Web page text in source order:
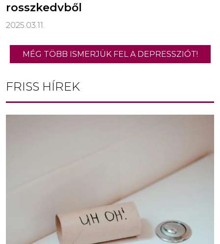
rosszkedvből
2025.03.11.
MÉG TÖBB ISMERJÜK FEL A DEPRESSZIÓT!
FRISS HÍREK